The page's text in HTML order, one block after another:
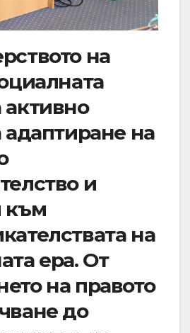
на
активно
адаптиране на
и
към
на
ера. От
на правото
до